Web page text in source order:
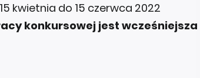
kwietnia do 15 czerwca 2022
konkursowej jest wcześniejsza